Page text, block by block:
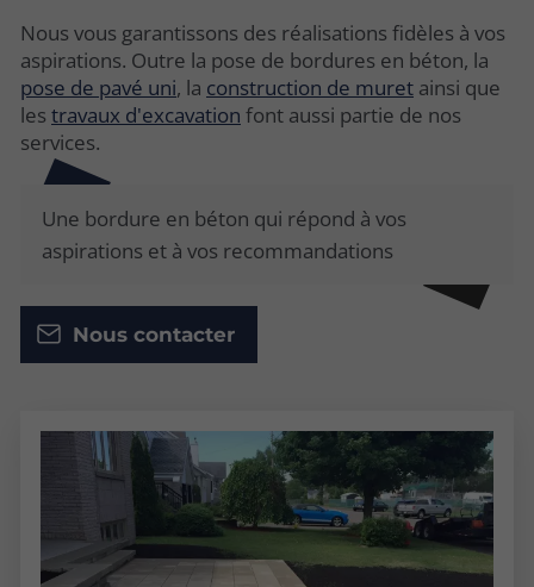
Nous vous garantissons des réalisations fidèles à vos
aspirations. Outre la pose de bordures en béton, la
pose de pavé uni, la construction de muret ainsi que
les travaux d'excavation font aussi partie de nos
services.
Une bordure en béton qui répond à vos
aspirations et à vos recommandations
Nous contacter